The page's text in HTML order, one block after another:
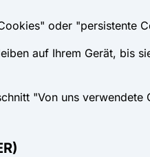
oder "persistente
auf Ihrem Gerät, bis
"Von uns verwendete